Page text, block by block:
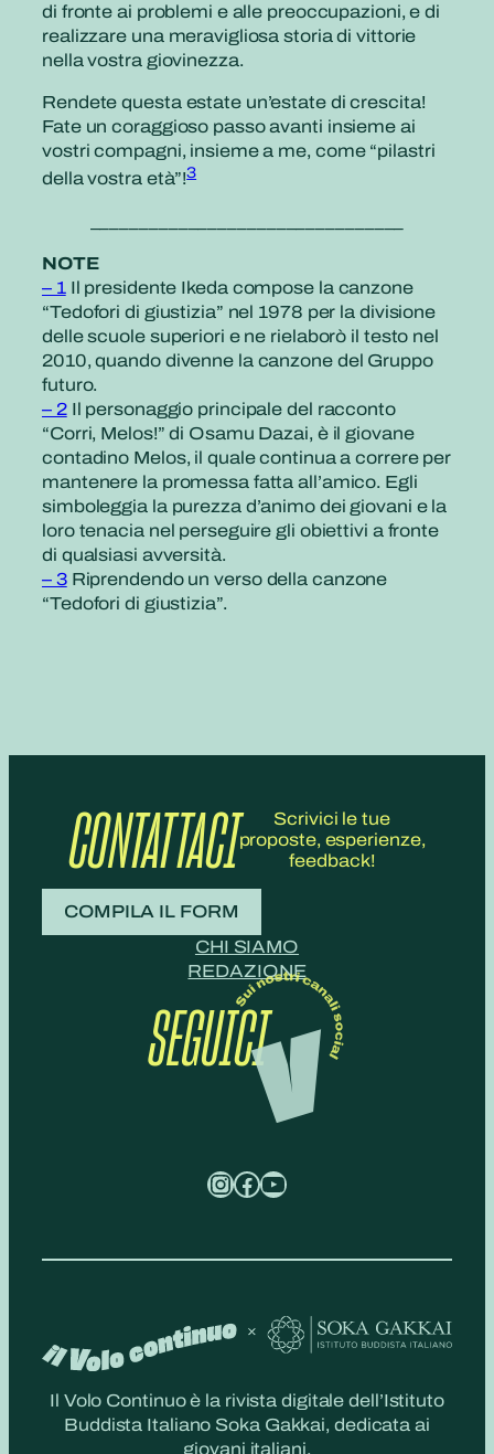
di fronte ai problemi e alle preoccupazioni, e di
realizzare una meravigliosa storia di vittorie
nella vostra giovinezza.
Rendete questa estate un’estate di crescita!
Fate un coraggioso passo avanti insieme ai
vostri compagni, insieme a me, come “pilastri
della vostra età”!3
NOTE
– 1Il presidente Ikeda compose la canzone
“Tedofori di giustizia” nel 1978 per la divisione
delle scuole superiori e ne rielaborò il testo nel
2010, quando divenne la canzone del Gruppo
futuro.
– 2Il personaggio principale del racconto
“Corri, Melos!” di Osamu Dazai, è il giovane
contadino Melos, il quale continua a correre per
mantenere la promessa fatta all’amico. Egli
simboleggia la purezza d’animo dei giovani e la
loro tenacia nel perseguire gli obiettivi a fronte
di qualsiasi avversità.
– 3Riprendendo un verso della canzone
“Tedofori di giustizia”.
CONTATTACI
Scrivici le tue
proposte, esperienze,
feedback!
COMPILA IL FORM
CHI SIAMO
REDAZIONE
SEGUICI
InstagramFacebook YouTube
Il Volo Continuo è la rivista digitale dell’Istituto
Buddista Italiano Soka Gakkai, dedicata ai
giovani italiani.